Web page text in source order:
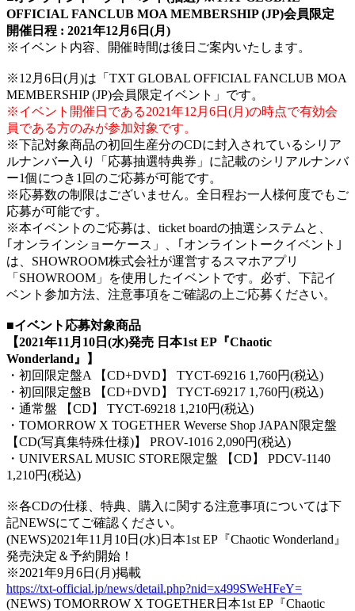
OFFICIAL FANCLUB MOA MEMBERSHIP (JP)会員限定
開催日程 : 2021年12月6日(月)
※イベント内容、開催時間は後日ご案内いたします。
※12月6日(月)は「TXT GLOBAL OFFICIAL FANCLUB MOA
MEMBERSHIP (JP)会員限定イベント」です。
※イベント開催日である2021年12月6日(月)の時点で有効会
員である方のみが参加対象です。
※下記対象商品の初回生産分のCDに封入されているシリア
ルナンバー入り「応募抽選特典券」に記載のシリアルナンバ
ー1個につき1回のご応募が可能です。
※応募数の制限はございません。全日程お一人様何度でもご
応募が可能です。
※本イベントのご応募は、ticket boardの抽選システムと、
｢オンラインショーケース」、｢オンライントークイベント｣
は、SHOWROOM株式会社が運営するスマホアプリ
「SHOWROOM」を使用したイベントです。必ず、下記イ
ベント参加方法、注意事項をご確認の上ご応募ください。
■イベント応募対象商品
【2021年11月10日(水)発売 日本1st EP『Chaotic
Wonderland』】
・初回限定盤A 【CD+DVD】 TYCT-69216 1,760円(税込)
・初回限定盤B 【CD+DVD】 TYCT-69217 1,760円(税込)
・通常盤 【CD】 TYCT-69218 1,210円(税込)
・TOMORROW X TOGETHER Weverse Shop JAPAN限定盤
【CD(写真集特殊仕様)】 PROV-1016 2,090円(税込)
・UNIVERSAL MUSIC STORE限定盤 【CD】 PDCV-1140
1,210円(税込)
※各CDの仕様、特典、購入に関する注意事項については下
記NEWSにてご確認ください。
(NEWS)2021年11月10日(水)日本1st EP『Chaotic Wonderland』
発売決定＆予約開始！
※2021年9月6日(月)掲載
https://txt-official.jp/news/detail.php?nid=x499SWeHFeY=
(NEWS) TOMORROW X TOGETHER日本1st EP『Chaotic